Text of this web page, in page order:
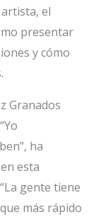
el
presentar
y cómo
Granados
ha
esta
gente tiene
más rápido